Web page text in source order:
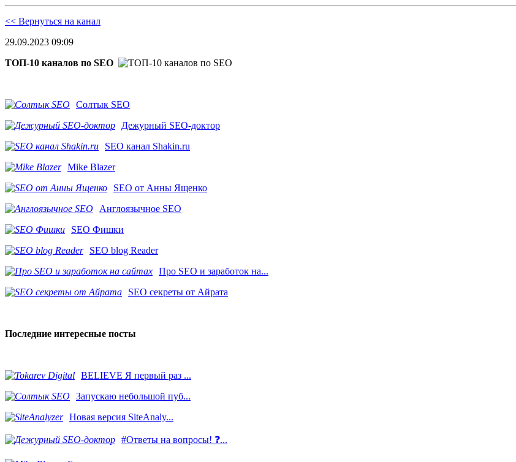
<< Вернуться на канал
29.09.2023 09:09
ТОП-10 каналов по SEO
Солтык SEO
Дежурный SEO-доктор
SEO канал Shakin.ru
Mike Blazer
SEO от Анны Ященко
Англоязычное SEO
SEO Фишки
SEO blog Reader
Про SEO и заработок на...
SEO секреты от Айрата
Последние интересные посты
BELIEVE Я первый раз ...
Запускаю небольшой пуб...
Новая версия SiteAnaly...
#Ответы на вопросы! ❓...